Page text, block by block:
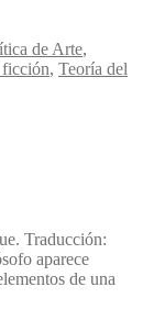
de Arte,
, Teoría del
Traducción:
aparece
de una